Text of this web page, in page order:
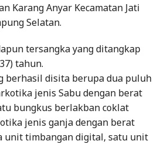
Karang Anyar Kecamatan Jati
Selatan.
tersangka yang ditangkap
tahun.
berhasil disita berupa dua puluh
jenis Sabu dengan berat
bungkus berlakban coklat
jenis ganja dengan berat
unit timbangan digital, satu unit